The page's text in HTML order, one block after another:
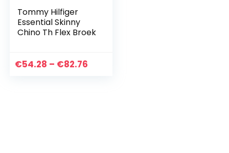
Tommy Hilfiger
Essential Skinny
Chino Th Flex Broek
€54.28 – €82.76